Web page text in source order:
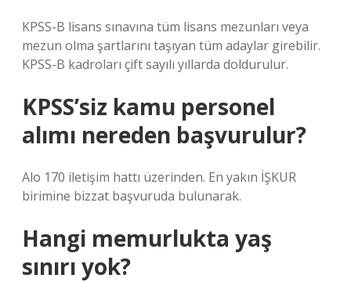
KPSS-B lisans sınavına tüm lisans mezunları veya
mezun olma şartlarını taşıyan tüm adaylar girebilir.
KPSS-B kadroları çift sayılı yıllarda doldurulur.
KPSS’siz kamu personel
alımı nereden başvurulur?
Alo 170 iletişim hattı üzerinden. En yakın İŞKUR
birimine bizzat başvuruda bulunarak.
Hangi memurlukta yaş
sınırı yok?